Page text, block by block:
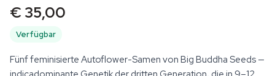
€ 35,00
Verfügbar
Fünf feminisierte Autoflower-Samen von Big Buddha Seeds —